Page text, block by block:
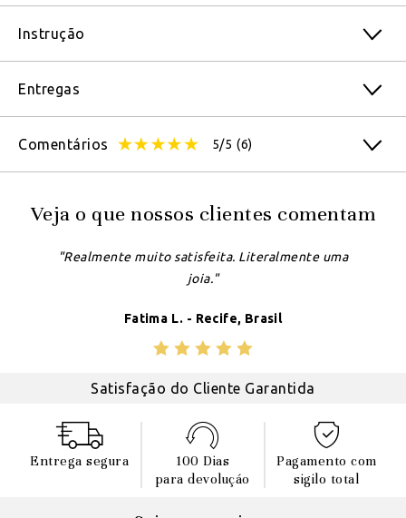
Instrução
Entregas
Comentários 5/5 (6)
Veja o que nossos clientes comentam
"Realmente muito satisfeita. Literalmente uma
joia."
Fatima L. - Recife, Brasil
Satisfação do Cliente Garantida
Entrega segura
100 Dias
para devoluçáo
Pagamento com
sigilo total